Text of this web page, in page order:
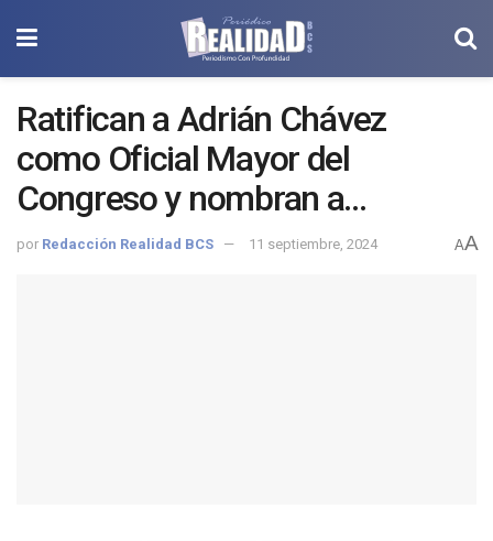
Ratifican a Adrián Chávez
como Oficial Mayor del
Congreso y nombran a
Florentino Ortega como
por Redacción Realidad BCS 11 septiembre, 2024 AA